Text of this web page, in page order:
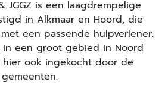
JGGZ is een laagdrempelige
in Alkmaar en Hoord, die
een passende hulpverlener.
in een groot gebied in Noord
hier ook ingekocht door de
gemeenten.